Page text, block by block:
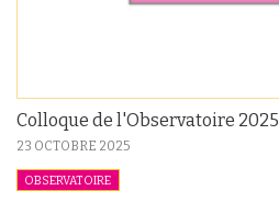
Colloque de l'Observatoire 2025
23 OCTOBRE 2025
OBSERVATOIRE